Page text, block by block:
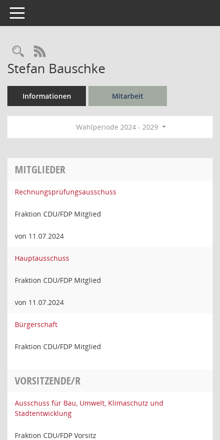
Toggle navigation
Rechercheauswahl
RSS-Feed
Stefan Bauschke
Informationen Mitarbeit
Wahlperiode 2024 - 2029
MITGLIEDER
Rechnungsprüfungsausschuss
Fraktion CDU/FDP Mitglied
von 11.07.2024
Hauptausschuss
Fraktion CDU/FDP Mitglied
von 11.07.2024
Bürgerschaft
Fraktion CDU/FDP Mitglied
VORSITZENDE/R
Ausschuss für Bau, Umwelt, Klimaschutz und
Stadtentwicklung
Fraktion CDU/FDP Vorsitz